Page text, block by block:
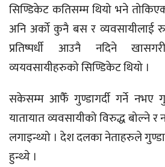
सिण्डिकेट कतिसम्म थियो भने
अनि अर्को कुनै बस र व्यवसायीलाई
प्रतिष्पर्धी आउनै नदिने
व्ययवसायीहरुको सिण्डिकेट थियो ।
सकेसम्म आफैँ गुण्डागर्दी गर्ने नभए
यातायात व्यवसायीको विरुद्ध बोल्ने र
लगाइन्थ्यो । देश दलका नेताहरुले
हुन्थ्ये ।